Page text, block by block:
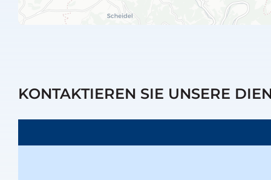
KONTAKTIEREN SIE UNSERE